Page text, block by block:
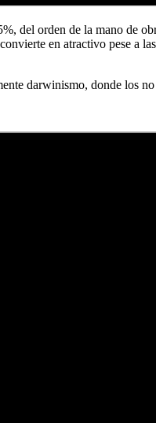
del orden de la mano de
en atractivo pese a
darwinismo, donde los